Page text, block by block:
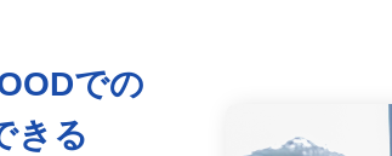
カテゴリか
での
きる